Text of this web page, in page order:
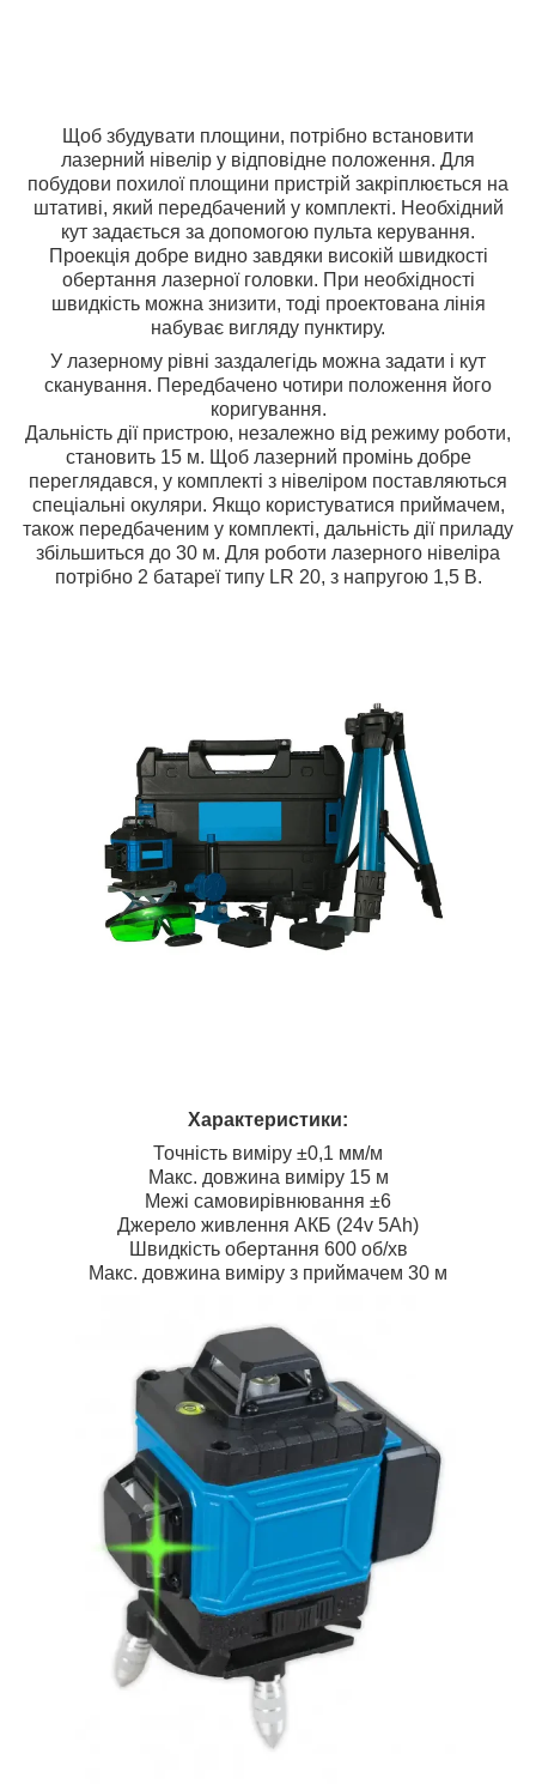
Щоб збудувати площини, потрібно встановити
лазерний нівелір у відповідне положення. Для
побудови похилої площини пристрій закріплюється на
штативі, який передбачений у комплекті. Необхідний
кут задається за допомогою пульта керування.
Проекція добре видно завдяки високій швидкості
обертання лазерної головки. При необхідності
швидкість можна знизити, тоді проектована лінія
набуває вигляду пунктиру.
У лазерному рівні заздалегідь можна задати і кут
сканування. Передбачено чотири положення його
коригування.
Дальність дії пристрою, незалежно від режиму роботи,
становить 15 м. Щоб лазерний промінь добре
переглядався, у комплекті з нівеліром поставляються
спеціальні окуляри. Якщо користуватися приймачем,
також передбаченим у комплекті, дальність дії приладу
збільшиться до 30 м. Для роботи лазерного нівеліра
потрібно 2 батареї типу LR 20, з напругою 1,5 В.
Характеристики:
Точність виміру ±0,1 мм/м
Макс. довжина виміру 15 м
Межі самовирівнювання ±6
Джерело живлення АКБ (24v 5Ah)
Швидкість обертання 600 об/хв
Макс. довжина виміру з приймачем 30 м